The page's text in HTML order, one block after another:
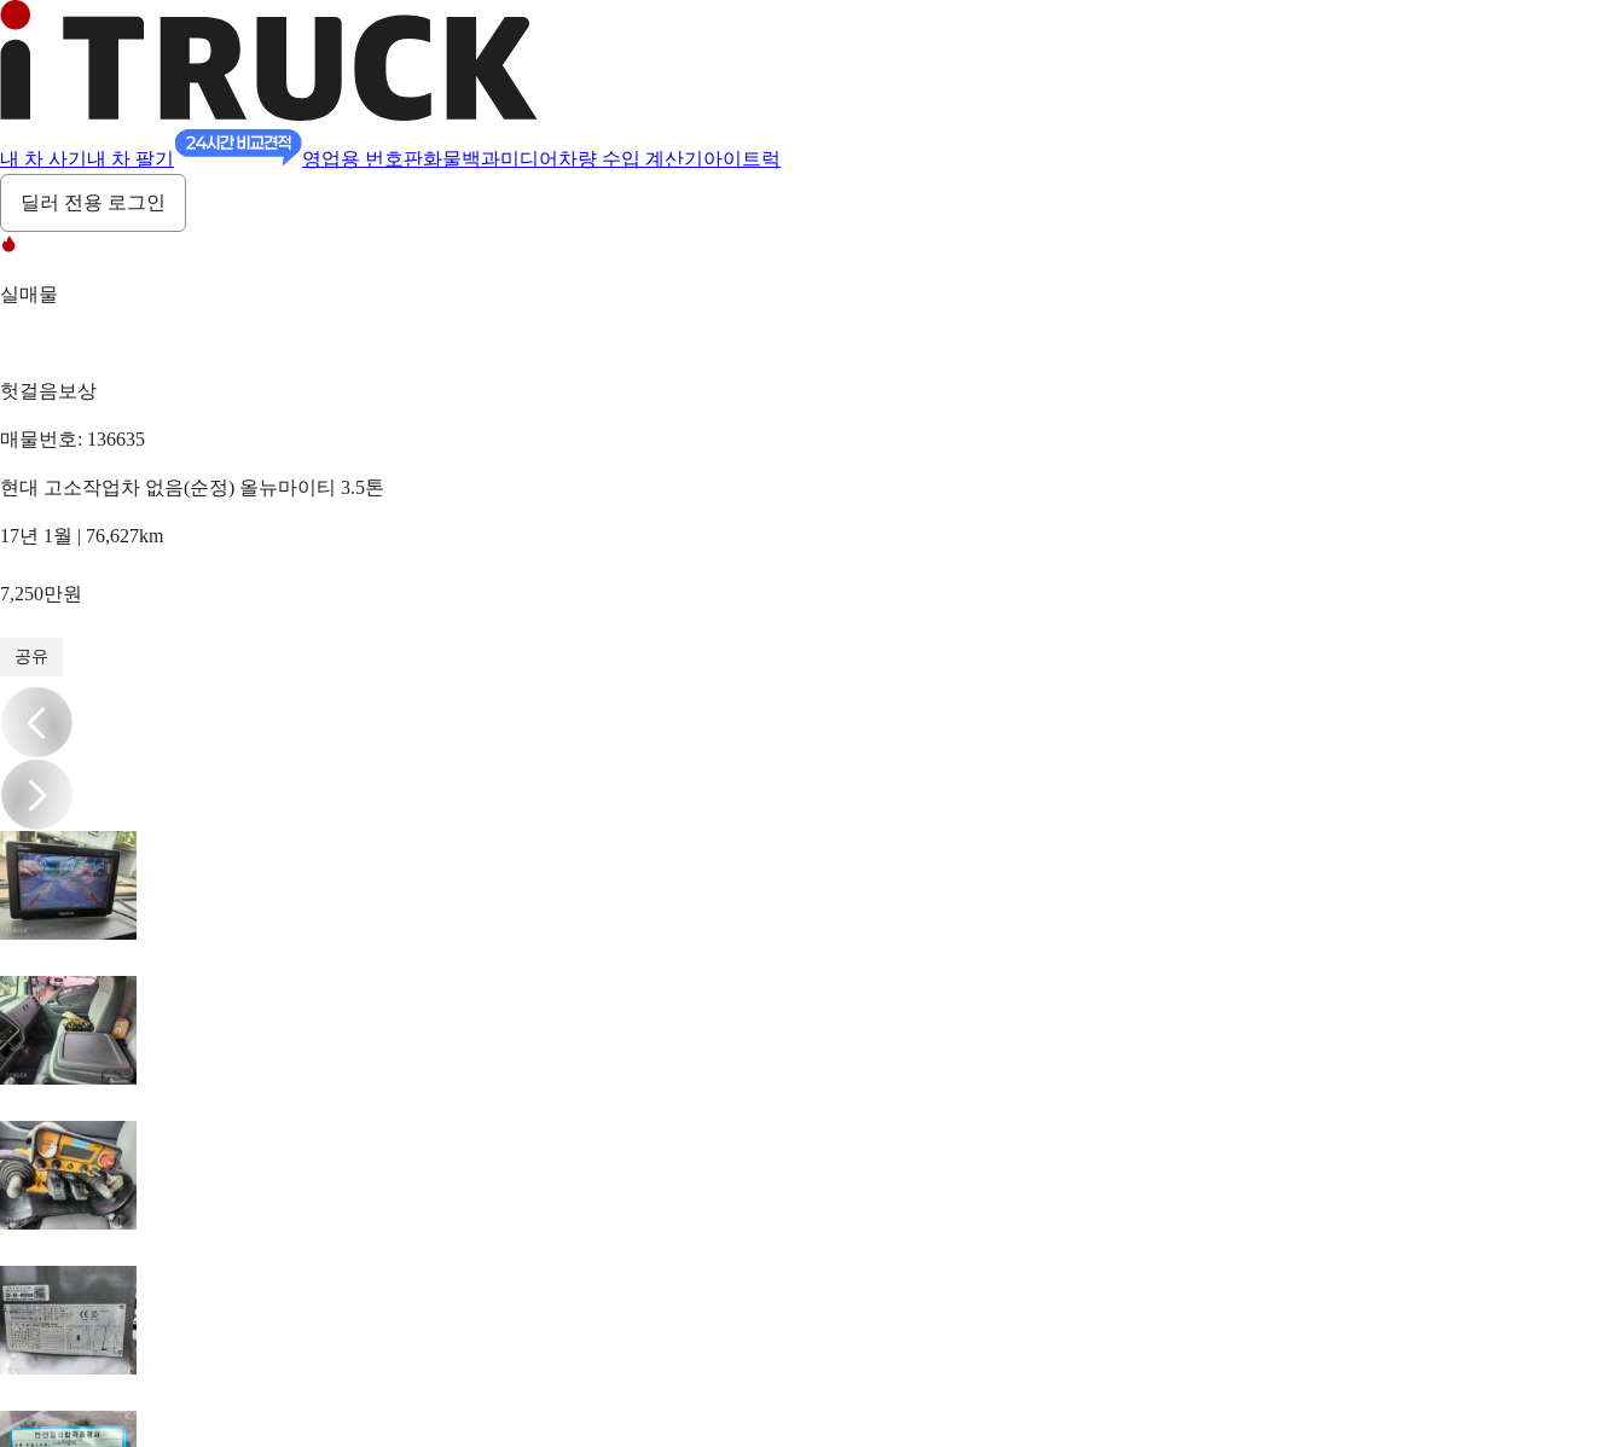
내 차 사기 내 차 팔기 영업용 번호판화물백과미디어 차량 수입 계산기 아이트럭
딜러 전용 로그인
실매물
헛걸음보상
매물번호: 136635
현대 고소작업차 없음(순정) 올뉴마이티 3.5톤
17년 1월 | 76,627km
7,250만원
공유
/18